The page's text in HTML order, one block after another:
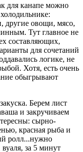
для канапе можно
другие овощи, мясо,
Тут главное не
составляющих,
для сочетаний
логике, не
Хотя, есть очень
обыгрывают
Берем лист
и закручиваем
сырно-
красная рыба и
ролл...нужно
за 5 минут